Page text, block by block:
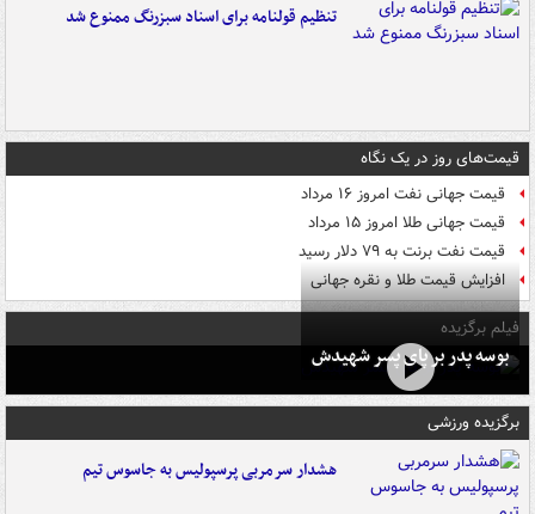
تنظیم قولنامه برای اسناد سبزرنگ ممنوع شد
قیمت‌های روز در یک نگاه
قیمت جهانی نفت امروز ۱۶ مرداد
قیمت جهانی طلا امروز ۱۵ مرداد
قیمت نفت برنت به ۷۹ دلار رسید
افزایش قیمت طلا و نقره جهانی
فیلم برگزیده
بوسه‌ پدر بر پای پسر شهیدش
برگزیده ورزشی
هشدار سرمربی پرسپولیس به جاسوس تیم